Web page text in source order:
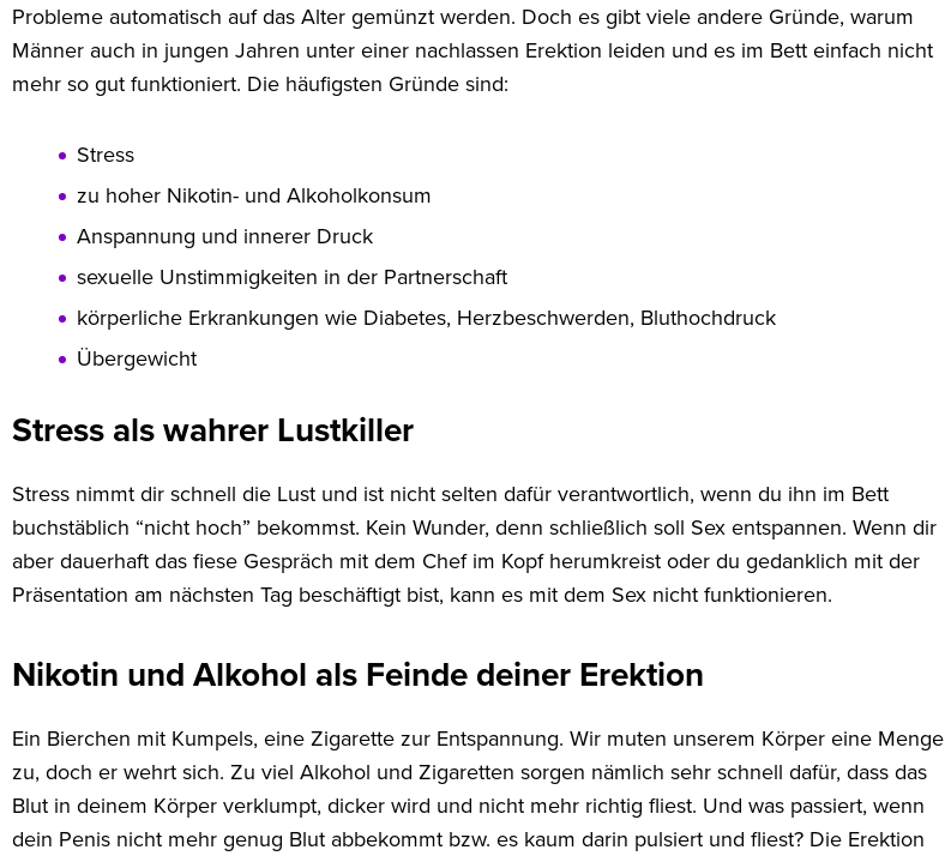
Probleme automatisch auf das Alter gemünzt werden. Doch es gibt viele andere Gründe, warum
Männer auch in jungen Jahren unter einer nachlassen Erektion leiden und es im Bett einfach nicht
mehr so gut funktioniert. Die häufigsten Gründe sind:
Stress
zu hoher Nikotin- und Alkoholkonsum
Anspannung und innerer Druck
sexuelle Unstimmigkeiten in der Partnerschaft
körperliche Erkrankungen wie Diabetes, Herzbeschwerden, Bluthochdruck
Übergewicht
Stress als wahrer Lustkiller
Stress nimmt dir schnell die Lust und ist nicht selten dafür verantwortlich, wenn du ihn im Bett
buchstäblich “nicht hoch” bekommst. Kein Wunder, denn schließlich soll Sex entspannen. Wenn dir
aber dauerhaft das fiese Gespräch mit dem Chef im Kopf herumkreist oder du gedanklich mit der
Präsentation am nächsten Tag beschäftigt bist, kann es mit dem Sex nicht funktionieren.
Nikotin und Alkohol als Feinde deiner Erektion
Ein Bierchen mit Kumpels, eine Zigarette zur Entspannung. Wir muten unserem Körper eine Menge
zu, doch er wehrt sich. Zu viel Alkohol und Zigaretten sorgen nämlich sehr schnell dafür, dass das
Blut in deinem Körper verklumpt, dicker wird und nicht mehr richtig fliest. Und was passiert, wenn
dein Penis nicht mehr genug Blut abbekommt bzw. es kaum darin pulsiert und fliest? Die Erektion